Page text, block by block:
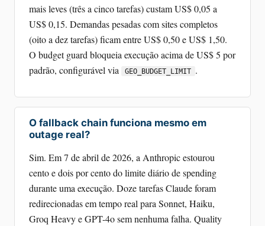
mais leves (três a cinco tarefas) custam US$ 0,05 a
US$ 0,15. Demandas pesadas com sites completos
(oito a dez tarefas) ficam entre US$ 0,50 e US$ 1,50.
O budget guard bloqueia execução acima de US$ 5 por
padrão, configurável via
GEO_BUDGET_LIMIT .
O fallback chain funciona mesmo em
outage real?
Sim. Em 7 de abril de 2026, a Anthropic estourou
cento e dois por cento do limite diário de spending
durante uma execução. Doze tarefas Claude foram
redirecionadas em tempo real para Sonnet, Haiku,
Groq Heavy e GPT-4o sem nenhuma falha. Quality